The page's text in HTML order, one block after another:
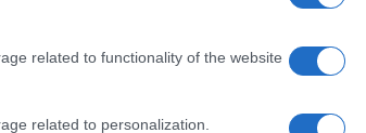
related to functionality of the website
related to personalization.
un gesto de
el senador buscó